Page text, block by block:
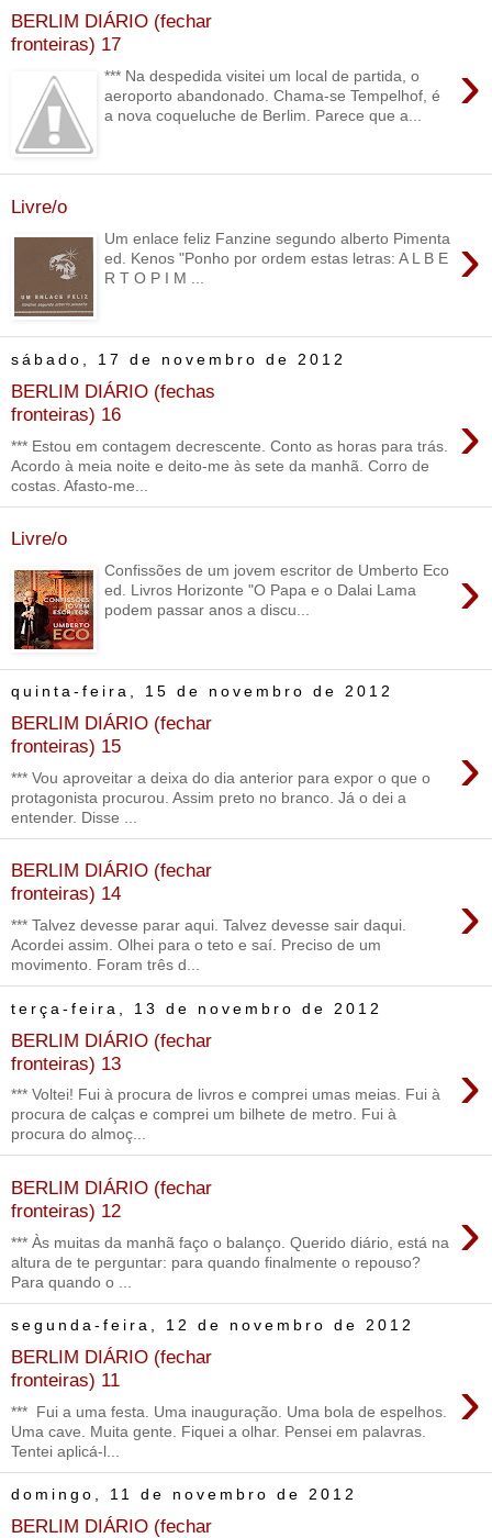
BERLIM DIÁRIO (fechar
fronteiras) 17
›
*** Na despedida visitei um local de partida, o
aeroporto abandonado. Chama-se Tempelhof, é
a nova coqueluche de Berlim. Parece que a...
Livre/o
›
Um enlace feliz Fanzine segundo alberto Pimenta
ed. Kenos "Ponho por ordem estas letras: A L B E
R T O P I M ...
sábado, 17 de novembro de 2012
BERLIM DIÁRIO (fechas
fronteiras) 16
›
*** Estou em contagem decrescente. Conto as horas para trás.
Acordo à meia noite e deito-me às sete da manhã. Corro de
costas. Afasto-me...
Livre/o
›
Confissões de um jovem escritor de Umberto Eco
ed. Livros Horizonte "O Papa e o Dalai Lama
podem passar anos a discu...
quinta-feira, 15 de novembro de 2012
BERLIM DIÁRIO (fechar
fronteiras) 15
›
*** Vou aproveitar a deixa do dia anterior para expor o que o
protagonista procurou. Assim preto no branco. Já o dei a
entender. Disse ...
BERLIM DIÁRIO (fechar
fronteiras) 14
›
*** Talvez devesse parar aqui. Talvez devesse sair daqui.
Acordei assim. Olhei para o teto e saí. Preciso de um
movimento. Foram três d...
terça-feira, 13 de novembro de 2012
BERLIM DIÁRIO (fechar
fronteiras) 13
›
*** Voltei! Fui à procura de livros e comprei umas meias. Fui à
procura de calças e comprei um bilhete de metro. Fui à
procura do almoç...
BERLIM DIÁRIO (fechar
fronteiras) 12
›
*** Às muitas da manhã faço o balanço. Querido diário, está na
altura de te perguntar: para quando finalmente o repouso?
Para quando o ...
segunda-feira, 12 de novembro de 2012
BERLIM DIÁRIO (fechar
fronteiras) 11
›
*** Fui a uma festa. Uma inauguração. Uma bola de espelhos.
Uma cave. Muita gente. Fiquei a olhar. Pensei em palavras.
Tentei aplicá-l...
domingo, 11 de novembro de 2012
BERLIM DIÁRIO (fechar